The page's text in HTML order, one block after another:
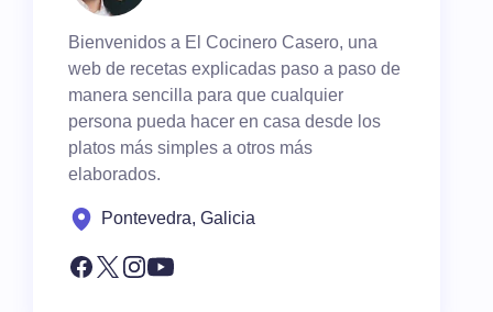
Bienvenidos a El Cocinero Casero, una
web de recetas explicadas paso a paso de
manera sencilla para que cualquier
persona pueda hacer en casa desde los
platos más simples a otros más
elaborados.
Pontevedra, Galicia